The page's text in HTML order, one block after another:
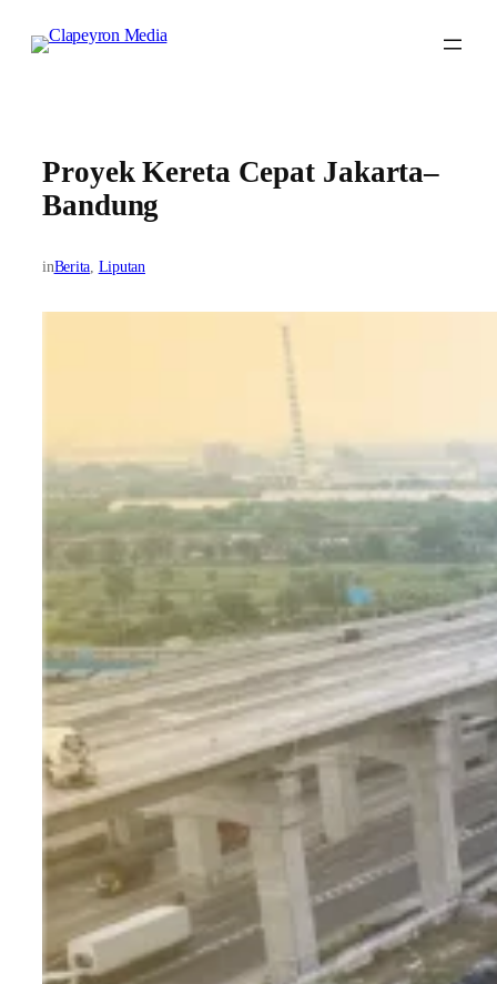
Proyek Kereta Cepat Jakarta–
Bandung
inBerita, Liputan